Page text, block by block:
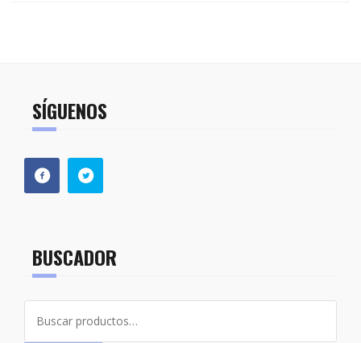
SÍGUENOS
BUSCADOR
por: